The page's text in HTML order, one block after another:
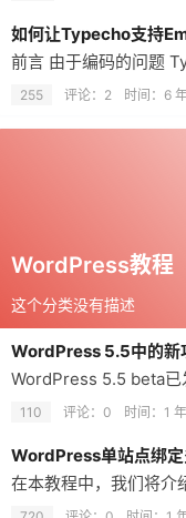
如何让Typecho支持
255 评论：2 时间： 6
WordPress教程
这个分类没有描述
WordPress 5.5中的新
110 评论：0 时间： 1
WordPress单站点绑